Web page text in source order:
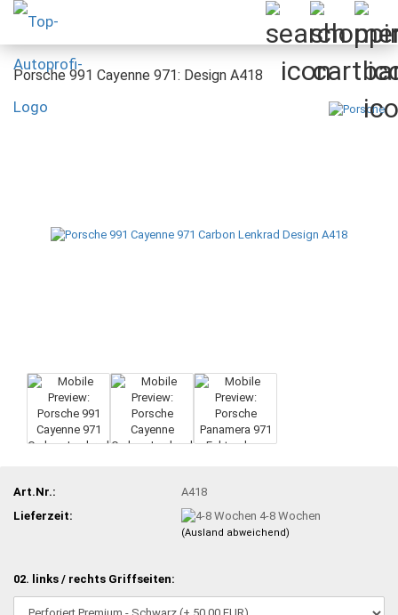
Porsche 991 Cayenne 971: Design A418
Art.Nr.:
A418
Lieferzeit:
4-8 Wochen
(Ausland abweichend)
02. links / rechts Griffseiten: